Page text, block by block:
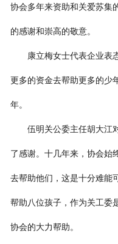
协会多年来资助和关爱苏集
的感谢和崇高的敬意。
康立梅女士代表企业表
更多的资金去帮助更多的少
年。
伍明关公委主任胡大江
了感谢。十几年来，协会始
去帮助他们，这是十分难能
帮助八位孩子，作为关工委
协会的大力帮助。